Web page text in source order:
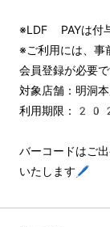
※LDF PAYは付
※ご利用には、事
会員登録が必要で
対象店舗：明洞
利用期限：
バーコードはご
いたします🖊️